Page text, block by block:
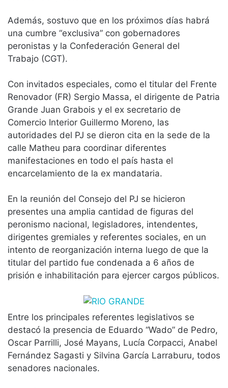
Además, sostuvo que en los próximos días habrá
una cumbre “exclusiva” con gobernadores
peronistas y la Confederación General del
Trabajo (CGT).
Con invitados especiales, como el titular del Frente
Renovador (FR) Sergio Massa, el dirigente de Patria
Grande Juan Grabois y el ex secretario de
Comercio Interior Guillermo Moreno, las
autoridades del PJ se dieron cita en la sede de la
calle Matheu para coordinar diferentes
manifestaciones en todo el país hasta el
encarcelamiento de la ex mandataria.
En la reunión del Consejo del PJ se hicieron
presentes una amplia cantidad de figuras del
peronismo nacional, legisladores, intendentes,
dirigentes gremiales y referentes sociales, en un
intento de reorganización interna luego de que la
titular del partido fue condenada a 6 años de
prisión e inhabilitación para ejercer cargos públicos.
Entre los principales referentes legislativos se
destacó la presencia de Eduardo “Wado” de Pedro,
Oscar Parrilli, José Mayans, Lucía Corpacci, Anabel
Fernández Sagasti y Silvina García Larraburu, todos
senadores nacionales.